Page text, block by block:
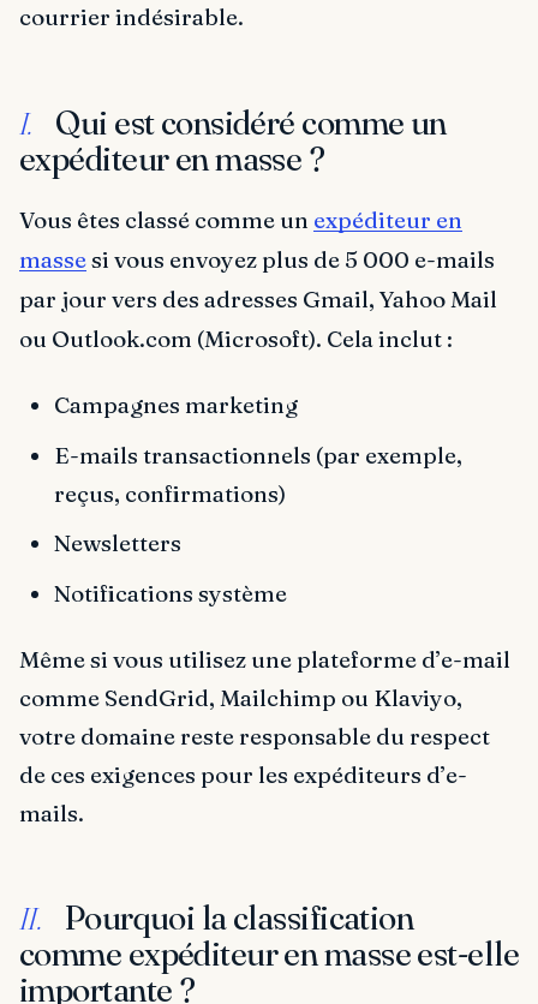
courrier indésirable.
I.
Qui est considéré comme un
expéditeur en masse ?
Vous êtes classé comme un expéditeur en
massesi vous envoyez plus de 5 000 e-mails
par jour vers des adresses Gmail, Yahoo Mail
ou Outlook.com (Microsoft). Cela inclut :
Campagnes marketing
E-mails transactionnels (par exemple,
reçus, confirmations)
Newsletters
Notifications système
Même si vous utilisez une plateforme d’e-mail
comme SendGrid, Mailchimp ou Klaviyo,
votre domaine reste responsable du respect
de ces exigences pour les expéditeurs d’e-
mails.
II.
Pourquoi la classification
comme expéditeur en masse est-elle
importante ?